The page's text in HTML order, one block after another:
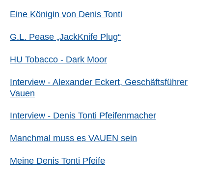
eingeben
Eine Königin von Denis Tonti
G.L. Pease „JackKnife Plug“
HU Tobacco - Dark Moor
Interview - Alexander Eckert, Geschäftsführer
Vauen
Interview - Denis Tonti Pfeifenmacher
Manchmal muss es VAUEN sein
Meine Denis Tonti Pfeife